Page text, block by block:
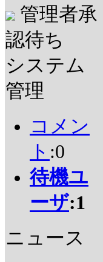
管理者承
認待ち
システム
管理
コメン
ト :0
待機ユ
ーザ:1
ニュース